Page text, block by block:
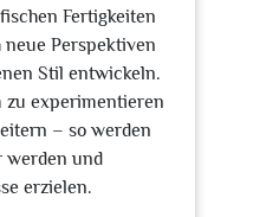
Fertigkeiten
Perspektiven
Stil entwickeln.
zu experimentieren
– so werden
werden und
erzielen.